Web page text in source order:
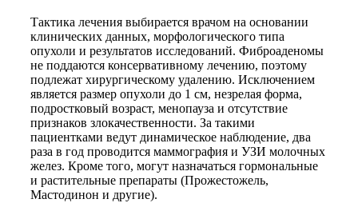
Тактика лечения выбирается врачом на основании
клинических данных, морфологического типа
опухоли и результатов исследований. Фиброаденомы
не поддаются консервативному лечению, поэтому
подлежат хирургическому удалению. Исключением
является размер опухоли до 1 см, незрелая форма,
подростковый возраст, менопауза и отсутствие
признаков злокачественности. За такими
пациентками ведут динамическое наблюдение, два
раза в год проводится маммография и УЗИ молочных
желез. Кроме того, могут назначаться гормональные
и растительные препараты (Прожестожель,
Мастодинон и другие).